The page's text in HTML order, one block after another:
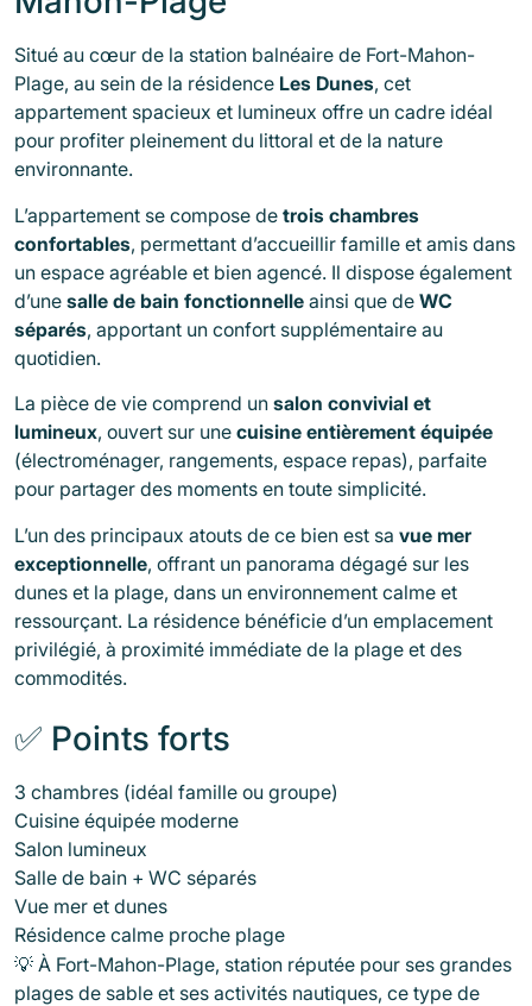
Situé au cœur de la station balnéaire de Fort-Mahon-
Plage, au sein de la résidence Les Dunes, cet
appartement spacieux et lumineux offre un cadre idéal
pour profiter pleinement du littoral et de la nature
environnante.
L’appartement se compose de trois chambres
confortables, permettant d’accueillir famille et amis dans
un espace agréable et bien agencé. Il dispose également
d’une salle de bain fonctionnelle ainsi que de WC
séparés, apportant un confort supplémentaire au
quotidien.
La pièce de vie comprend un salon convivial et
lumineux, ouvert sur une cuisine entièrement équipée
(électroménager, rangements, espace repas), parfaite
pour partager des moments en toute simplicité.
L’un des principaux atouts de ce bien est sa vue mer
exceptionnelle, offrant un panorama dégagé sur les
dunes et la plage, dans un environnement calme et
ressourçant. La résidence bénéficie d’un emplacement
privilégié, à proximité immédiate de la plage et des
commodités.
✅ Points forts
3 chambres (idéal famille ou groupe)
Cuisine équipée moderne
Salon lumineux
Salle de bain + WC séparés
Vue mer et dunes
Résidence calme proche plage
💡 À Fort-Mahon-Plage, station réputée pour ses grandes
plages de sable et ses activités nautiques, ce type de